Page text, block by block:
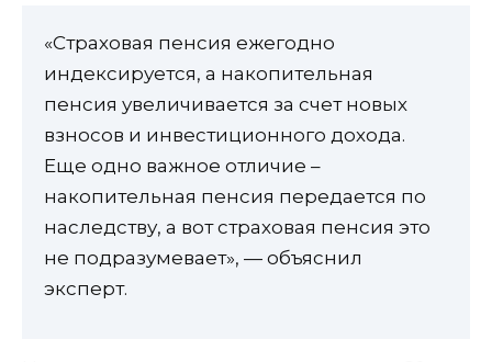
«Страховая пенсия ежегодно
индексируется, а накопительная
пенсия увеличивается за счет новых
взносов и инвестиционного дохода.
Еще одно важное отличие –
накопительная пенсия передается по
наследству, а вот страховая пенсия это
не подразумевает», — объяснил
эксперт.